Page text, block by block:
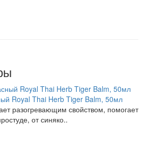
Royal Thai Herb Tiger Balm, 50мл
разогревающим свойством, помогает
от синяко..